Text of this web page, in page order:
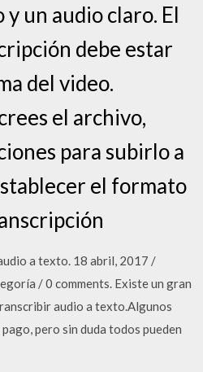
y un audio claro. El
debe estar
del video.
el archivo,
para subirlo a
el formato
a texto. 18 abril, 2017 /
/ 0 comments. Existe un gran
audio a texto.Algunos
pero sin duda todos pueden